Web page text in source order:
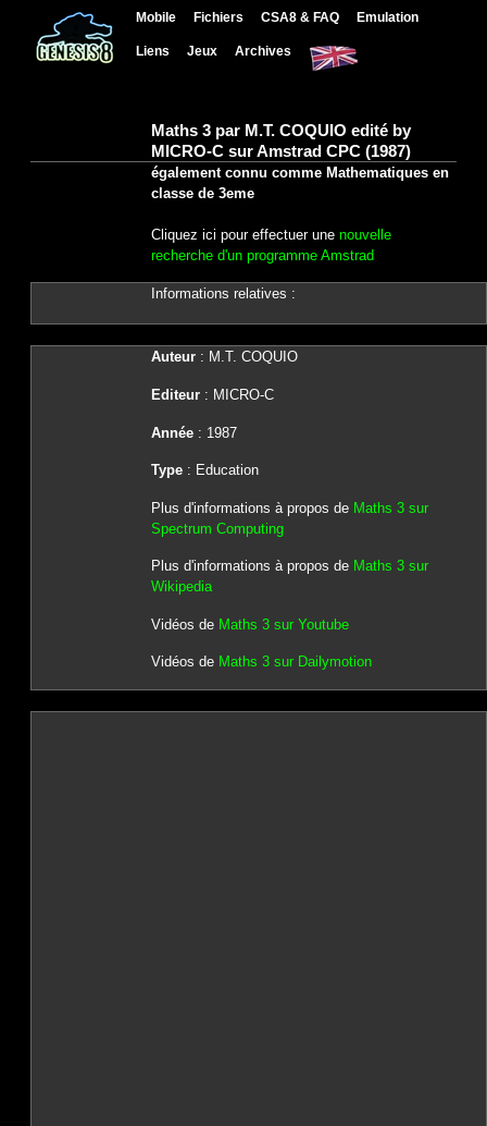
Mobile Fichiers CSA8 & FAQ Emulation
Liens Jeux Archives
Maths 3 par M.T. COQUIO edité by
MICRO-C sur Amstrad CPC (1987)
également connu comme Mathematiques en
classe de 3eme
Cliquez ici pour effectuer une nouvelle
recherche d'un programme Amstrad
Informations relatives :
Auteur: M.T. COQUIO
Editeur: MICRO-C
Année: 1987
Type: Education
Plus d'informations à propos de Maths 3 sur
Spectrum Computing
Plus d'informations à propos de Maths 3 sur
Wikipedia
Vidéos de Maths 3 sur Youtube
Vidéos de Maths 3 sur Dailymotion